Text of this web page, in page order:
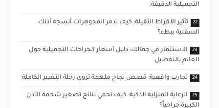
التجميلية الدقيقة.
تأثير الأقراط الثقيلة: كيف تدمر المجوهرات أنسجة أذنك
السفلية ببطء؟
الاستثمار في جمالك: دليل أسعار الجراحات التجميلية حول
العالم بالتفصيل.
تجارب واقعية: قصص نجاح ملهمة تروي رحلة التغيير الكاملة
الرعاية المنزلية الذكية: كيف تحمي نتائج تصغير شحمة الأذن
الكبيرة جراحياً؟